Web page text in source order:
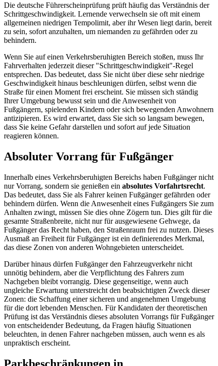
Die deutsche Führerscheinprüfung prüft häufig das Verständnis der
Schrittgeschwindigkeit. Lernende verwechseln sie oft mit einem
allgemeinen niedrigen Tempolimit, aber ihr Wesen liegt darin, bereit
zu sein, sofort anzuhalten, um niemanden zu gefährden oder zu
behindern.
Wenn Sie auf einen Verkehrsberuhigten Bereich stoßen, muss Ihr
Fahrverhalten jederzeit dieser "Schrittgeschwindigkeit"-Regel
entsprechen. Das bedeutet, dass Sie nicht über diese sehr niedrige
Geschwindigkeit hinaus beschleunigen dürfen, selbst wenn die
Straße für einen Moment frei erscheint. Sie müssen sich ständig
Ihrer Umgebung bewusst sein und die Anwesenheit von
Fußgängern, spielenden Kindern oder sich bewegenden Anwohnern
antizipieren. Es wird erwartet, dass Sie sich so langsam bewegen,
dass Sie keine Gefahr darstellen und sofort auf jede Situation
reagieren können.
Absoluter Vorrang für Fußgänger
Innerhalb eines Verkehrsberuhigten Bereichs haben Fußgänger nicht
nur Vorrang, sondern sie genießen ein absolutes Vorfahrtsrecht.
Das bedeutet, dass Sie als Fahrer keinen Fußgänger gefährden oder
behindern dürfen. Wenn die Anwesenheit eines Fußgängers Sie zum
Anhalten zwingt, müssen Sie dies ohne Zögern tun. Dies gilt für die
gesamte Straßenbreite, nicht nur für ausgewiesene Gehwege, da
Fußgänger das Recht haben, den Straßenraum frei zu nutzen. Dieses
Ausmaß an Freiheit für Fußgänger ist ein definierendes Merkmal,
das diese Zonen von anderen Wohngebieten unterscheidet.
Darüber hinaus dürfen Fußgänger den Fahrzeugverkehr nicht
unnötig behindern, aber die Verpflichtung des Fahrers zum
Nachgeben bleibt vorrangig. Diese gegenseitige, wenn auch
ungleiche Erwartung unterstreicht den beabsichtigten Zweck dieser
Zonen: die Schaffung einer sicheren und angenehmen Umgebung
für die dort lebenden Menschen. Für Kandidaten der theoretischen
Prüfung ist das Verständnis dieses absoluten Vorrangs für Fußgänger
von entscheidender Bedeutung, da Fragen häufig Situationen
beleuchten, in denen Fahrer nachgeben müssen, auch wenn es als
unpraktisch erscheint.
Parkbeschränkungen in